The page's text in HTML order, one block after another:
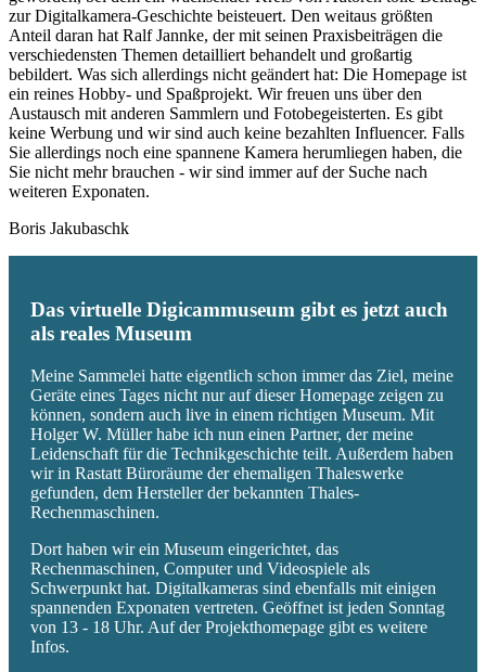
zur Digitalkamera-Geschichte beisteuert. Den weitaus größten
Anteil daran hat Ralf Jannke, der mit seinen Praxisbeiträgen die
verschiedensten Themen detailliert behandelt und großartig
bebildert. Was sich allerdings nicht geändert hat: Die Homepage ist
ein reines Hobby- und Spaßprojekt. Wir freuen uns über den
Austausch mit anderen Sammlern und Fotobegeisterten. Es gibt
keine Werbung und wir sind auch keine bezahlten Influencer. Falls
Sie allerdings noch eine spannene Kamera herumliegen haben, die
Sie nicht mehr brauchen - wir sind immer auf der Suche nach
weiteren Exponaten.
Boris Jakubaschk
Das virtuelle Digicammuseum gibt es jetzt auch
als reales Museum
Meine Sammelei hatte eigentlich schon immer das Ziel, meine
Geräte eines Tages nicht nur auf dieser Homepage zeigen zu
können, sondern auch live in einem richtigen Museum. Mit
Holger W. Müller habe ich nun einen Partner, der meine
Leidenschaft für die Technikgeschichte teilt. Außerdem haben
wir in Rastatt Büroräume der ehemaligen Thaleswerke
gefunden, dem Hersteller der bekannten Thales-
Rechenmaschinen.
Dort haben wir ein Museum eingerichtet, das
Rechenmaschinen, Computer und Videospiele als
Schwerpunkt hat. Digitalkameras sind ebenfalls mit einigen
spannenden Exponaten vertreten. Geöffnet ist jeden Sonntag
von 13 - 18 Uhr. Auf der Projekthomepage gibt es weitere
Infos.